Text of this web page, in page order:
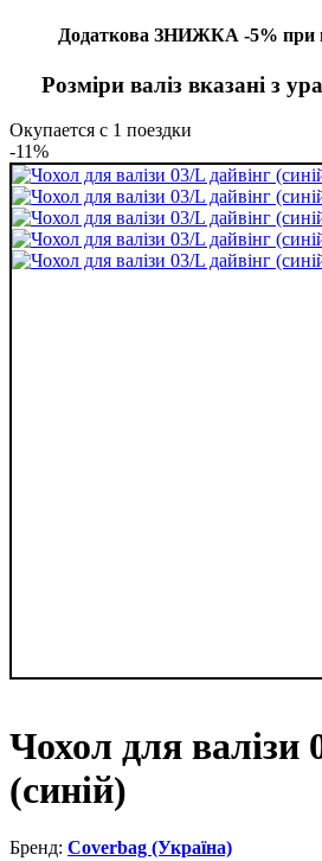
Додаткова ЗНИЖКА -5% при
Розміри валіз вказані з
Окупается с 1 поездки
-11%
Чохол для валізи
(синій)
Coverbag (Україна)